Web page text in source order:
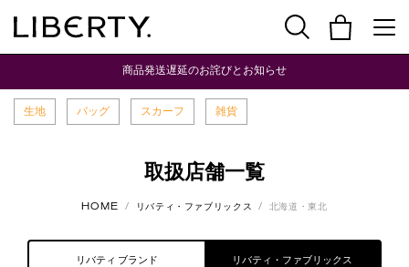
商品発送遅延のお詫びとお知らせ
生地 バッグ スカーフ 雑貨
取扱店舗一覧
HTTPS://WWW.LIBERTY-
HOME
HTTPS://WWW.LIBERTY-
TOHOKU
リバティ・ファブリックス 北海道・東北
リバティ ブランド リバティ・ファブリックス